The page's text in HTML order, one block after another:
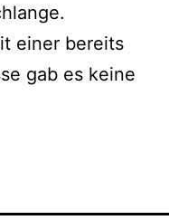
einer bereits
gab es keine